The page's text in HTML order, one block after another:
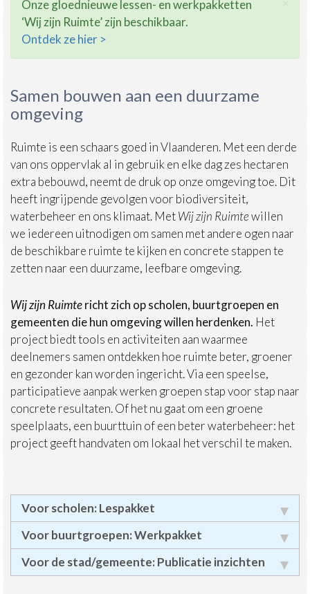
Onze gloednieuwe lessen- en werkpakketten
‘Wij zijn Ruimte’ zijn beschikbaar.
Ontdek ze hier >
Samen bouwen aan een duurzame
omgeving
Ruimte is een schaars goed in Vlaanderen. Met een derde
van ons oppervlak al in gebruik en elke dag zes hectaren
extra bebouwd, neemt de druk op onze omgeving toe. Dit
heeft ingrijpende gevolgen voor biodiversiteit,
waterbeheer en ons klimaat. MetWij zijn Ruimtewillen
we iedereen uitnodigen om samen met andere ogen naar
de beschikbare ruimte te kijken en concrete stappen te
zetten naar een duurzame, leefbare omgeving.
Wij zijn Ruimtericht zich op scholen, buurtgroepen en
gemeenten die hun omgeving willen herdenken. Het
project biedt tools en activiteiten aan waarmee
deelnemers samen ontdekken hoe ruimte beter, groener
en gezonder kan worden ingericht. Via een speelse,
participatieve aanpak werken groepen stap voor stap naar
concrete resultaten. Of het nu gaat om een groene
speelplaats, een buurttuin of een beter waterbeheer: het
project geeft handvaten om lokaal het verschil te maken.
Voor scholen: Lespakket
Voor buurtgroepen: Werkpakket
Voor de stad/gemeente: Publicatie inzichten